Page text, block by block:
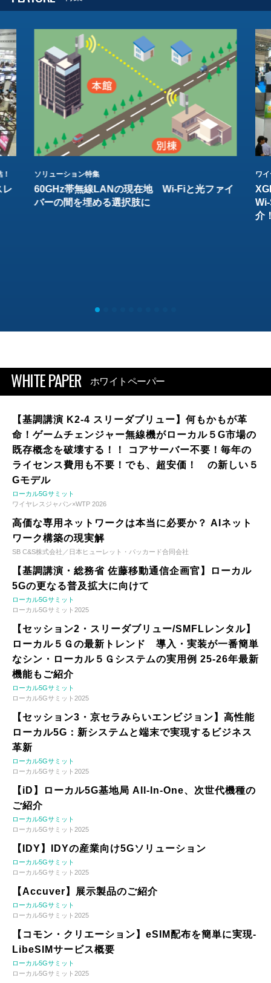
レ
ソリューション特集
60GHz帯無線LANの現在地 Wi-Fiと光ファイ
バーの間を埋める選択肢に
ワ
介
WHITE PAPER ホワイトペーパー
【基調講演 K2-4 スリーダブリュー】何もかもが革
命！ゲームチェンジャー無線機がローカル５G市場の
既存概念を破壊する！！ コアサーバー不要！毎年の
ライセンス費用も不要！でも、超安価！ の新しい５
Gモデル
ローカル5Gサミット
ワイヤレスジャパン×WTP 2026
高価な専用ネットワークは本当に必要か？ AIネット
ワーク構築の現実解
SB C&S株式会社／日本ヒューレット・パッカード合同会社
【基調講演・総務省 佐藤移動通信企画官】ローカル
5Gの更なる普及拡大に向けて
ローカル5Gサミット
ローカル5Gサミット2025
【セッション2・スリーダブリュー/SMFLレンタル】
ローカル５Ｇの最新トレンド 導入・実装が一番簡単
なシン・ローカル５Ｇシステムの実用例 25-26年最新
機能もご紹介
ローカル5Gサミット
ローカル5Gサミット2025
【セッション3・京セラみらいエンビジョン】高性能
ローカル5G：新システムと端末で実現するビジネス
革新
ローカル5Gサミット
ローカル5Gサミット2025
【iD】ローカル5G基地局 All-In-One、次世代機種の
ご紹介
ローカル5Gサミット
ローカル5Gサミット2025
【IDY】IDYの産業向け5Gソリューション
ローカル5Gサミット
ローカル5Gサミット2025
【Accuver】展示製品のご紹介
ローカル5Gサミット
ローカル5Gサミット2025
【コモン・クリエーション】eSIM配布を簡単に実現-
LibeSIMサービス概要
ローカル5Gサミット
ローカル5Gサミット2025